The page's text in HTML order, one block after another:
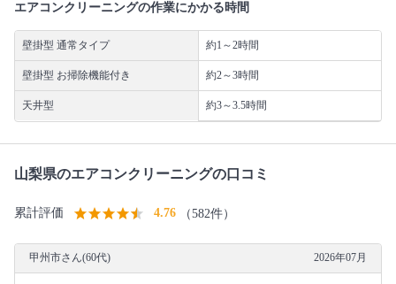
エアコンクリーニングの作業にかかる時間
壁掛型 通常タイプ 約1～2時間
壁掛型 お掃除機能付き 約2～3時間
天井型 約3～3.5時間
山梨県のエアコンクリーニングの口コミ
累計評価 4.76 （582件）
甲州市さん(60代) 2026年07月